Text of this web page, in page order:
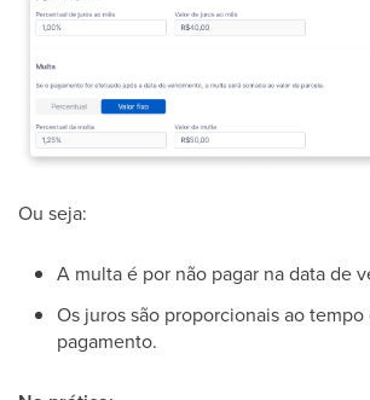
Ou seja:
A multa é por não pagar na data de
Os juros são proporcionais ao
pagamento.